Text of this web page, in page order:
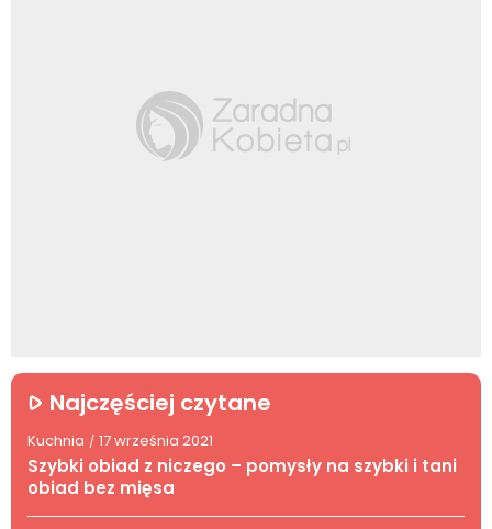
Najczęściej czytane
Kuchnia / 17 września 2021
Szybki obiad z niczego – pomysły na szybki i tani
obiad bez mięsa